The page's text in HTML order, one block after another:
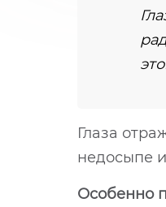
Глаза
недосыпе
Особенно